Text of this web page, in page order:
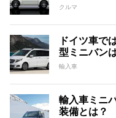
クルマ
ドイツ車で
型ミニバン
輸入車
輸入車ミニ
装備とは？